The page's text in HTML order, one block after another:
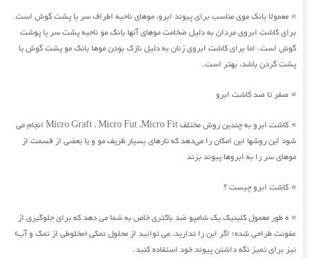
» معمولا بانک موی مناسب برای پیوند ابرو، موهای ناحیه اطراف سر یا پشت گوش است.
برای کاشت ابروی مردان به دلیل ضخامت موهای آنها بانک مو ناحیه پشت سر یا پوشت
گوش است. اما برای کاشت ابروی زنان به دلیل نازک بودن موها بانک مو پشت گوش یا
پشت گردن باشد، بهتر است.
» صفر تا صد کاشت ابرو
»
کاشت ابرو به چندین روش مختلف Micro Graft ، Micro Fut ،Micro Fit انجام می
شود این روشها این امکان را می‌دهد که تارهای بسیار ظریف مو و یا بعضی از قسمت از
موهای سر را به ابروها پیوند بزند
» کاشت ابرو چیست ؟
» ه طور معمول کلینیک یک شامپو ضد باکتری خاص به شما می دهد که برای جلوگیری از
عفونت طراحی شده؛ اگر این را ندارید، می توانید از محلول نمکی (مخلوطی از نمک و آب)
نیز برای تمیز نگه داشتن پیوند خود استفاده کنید.